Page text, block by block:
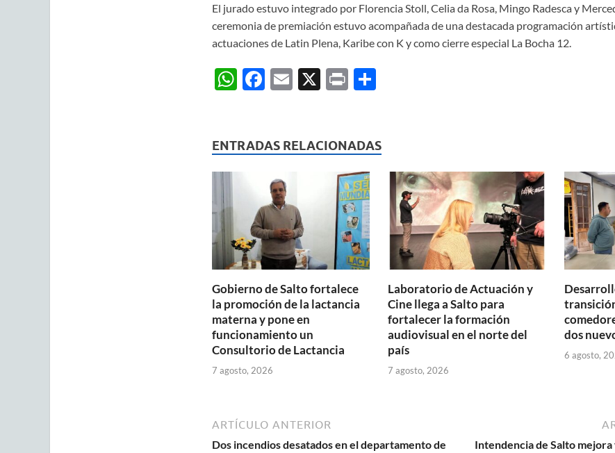
El jurado estuvo integrado por Florencia Stoll, Celia da Rosa, Mingo Radesca y
ceremonia de premiación estuvo acompañada de una destacada programación
actuaciones de Latin Plena, Karibe con K y como cierre especial La Bocha 12.
W
s
A
p
p
F
b
o
k
E X P C
p
ar
ENTRADAS RELACIONADAS
Gobierno de Salto fortalece
la promoción de la lactancia
materna y pone en
funcionamiento un
Consultorio de Lactancia
7 agosto, 2026
Laboratorio de Actuación y
Cine llega a Salto para
fortalecer la formación
audiovisual en el norte del
país
7 agosto, 2026
dos
6 agosto,
ARTÍCULO ANTERIOR
Dos incendios desatados en el departamento de
Intendencia de Salto